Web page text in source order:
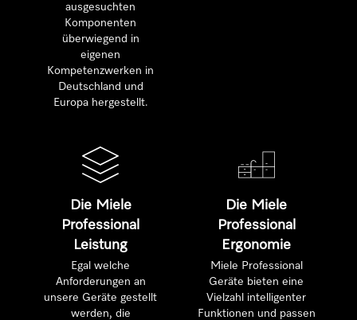
ausgesuchten
Komponenten
überwiegend in
eigenen
Kompetenzwerken in
Deutschland und
Europa hergestellt.
Die Miele
Professional
Leistung
Egal welche
Anforderungen an
unsere Geräte gestellt
werden, die
Die Miele
Professional
Ergonomie
Miele Professional
Geräte bieten eine
Vielzahl intelligenter
Funktionen und passen